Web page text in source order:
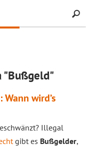
Search
"Bußgeld"
wird’s
Illegal
gibt es Bußgelder,